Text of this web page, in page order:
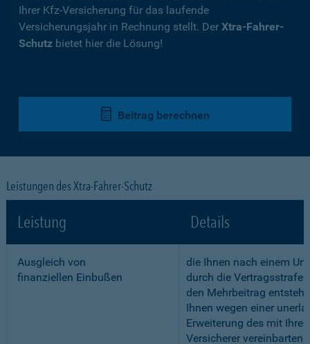
Ihrer Kfz-Versicherung für das laufende
Versicherungsjahr in Rechnung stellt. Der Xtra-Fahrer-
Schutz bietet hier die Lösung!
Beitrag berechnen
Leistungen des Xtra-Fahrer-Schutz
Leistung Details
Ausgleich von
finanziellen Einbußen
die Ihnen nach einem
durch die Vertragsstrafe
den Mehrbeitrag
Ihnen wegen einer
Erweiterung des mit
Versicherer vereinbarten